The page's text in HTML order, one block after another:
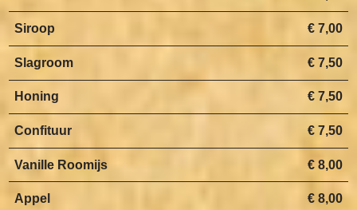
€ 7,00
Siroop
€ 7,50
Slagroom
€ 7,50
Honing
€ 7,50
Confituur
€ 8,00
Vanille Roomijs
€ 8,00
Appel